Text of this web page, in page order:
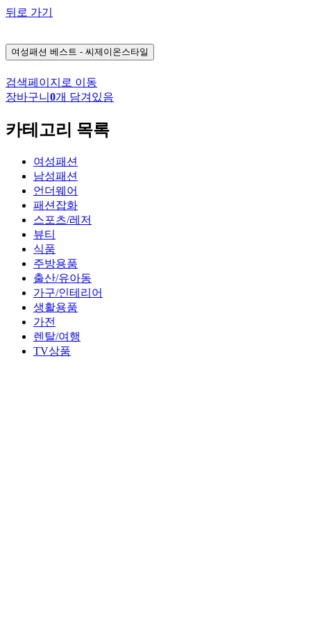
뒤로 가기
여성패션 베스트 - 씨제이온스타일
검색페이지로 이동
장바구니 0개 담겨있음
카테고리 목록
여성패션
남성패션
언더웨어
패션잡화
스포츠/레저
뷰티
식품
주방용품
출산/유아동
가구/인테리어
생활용품
가전
렌탈/여행
TV상품